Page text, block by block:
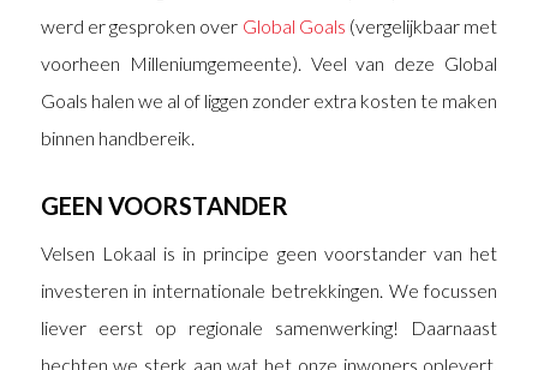
werd er gesproken over Global Goals (vergelijkbaar met
voorheen Milleniumgemeente). Veel van deze Global
Goals halen we al of liggen zonder extra kosten te maken
binnen handbereik.
GEEN VOORSTANDER
Velsen Lokaal is in principe geen voorstander van het
investeren in internationale betrekkingen. We focussen
liever eerst op regionale samenwerking! Daarnaast
hechten we sterk aan wat het onze inwoners oplevert.